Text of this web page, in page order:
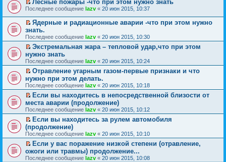
у
с
о
о
б
щ
е
н
и
ю
и
т
н
о
м
у
о
о
б
е
н
и
п
р
ч
т
а
н
о
м
у
о
о
б
е
н
и
у
н
е
п
р
о
ч
и
т
а
н
н
о
м
у
с
о
о
б
щ
е
н
и
ю
р
в
м
у
н
е
п
р
о
ч
и
т
а
н
н
о
м
у
с
о
о
б
щ
е
н
и
к
п
е
р
в
о
м
у
н
е
п
р
о
ч
и
а
н
н
о
м
у
с
о
о
б
е
й
т
и
к
п
е
р
в
о
м
у
н
е
п
р
о
ч
и
а
н
н
о
м
у
П
р
е
й
т
и
к
п
е
р
в
о
м
у
н
е
п
р
о
ч
и
т
а
н
н
Лесные пожары -что при этом нужно знать
Последнее сообщение lazv « 20 июн 2015, 10:37
П
е
р
е
й
т
и
к
п
е
р
в
о
м
у
н
е
п
р
о
ч
и
Ядерные и радиационные аварии -что при этом нужно
знать.
Последнее сообщение lazv « 20 июн 2015, 10:30
П
е
р
е
й
т
и
к
п
е
р
в
о
м
у
н
е
п
Экстремальная жара – тепловой удар,что при этом
нужно знать
Последнее сообщение lazv « 20 июн 2015, 10:24
П
е
р
е
й
т
и
к
п
е
р
в
о
м
Отравление угарным газом-первые признаки и что
нужно при этом делать.
Последнее сообщение lazv « 20 июн 2015, 10:18
П
е
р
е
й
т
и
к
п
е
Если вы находитесь в непосредственной близости от
места аварии (продолжение)
Последнее сообщение lazv « 20 июн 2015, 10:12
П
е
р
е
й
т
Если вы находитесь за рулем автомобиля
(продолжение)
Последнее сообщение lazv « 20 июн 2015, 10:10
П
е
Если у вас поражение низкой степени (отравление,
ожоги или травмы) продолжение...
Последнее сообщение lazv « 20 июн 2015, 10:08